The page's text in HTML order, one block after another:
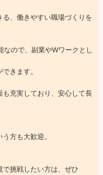
、働きやすい職場づくりを
なので、副業やWワークとし
きます。
充実しており、安心して長
方も大歓迎。
挑戦したい方は、ぜひ